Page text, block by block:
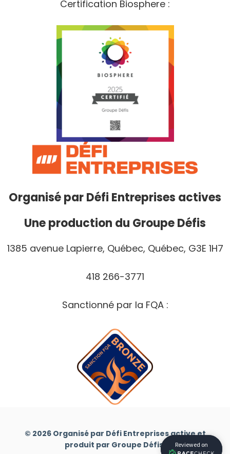
Certification Biosphere :
Organisé parDéfi Entreprises actives
Une production du Groupe Défis
1385 avenue Lapierre, Québec, Québec, G3E 1H7
418 266-3771
Sanctionné par la FQA :
© 2026 Organisé par Défi Entreprises active et
produit par Groupe Défis.